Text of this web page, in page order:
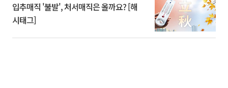
입추매직 '불발', 처서매직은 올까요? [해
시태그]